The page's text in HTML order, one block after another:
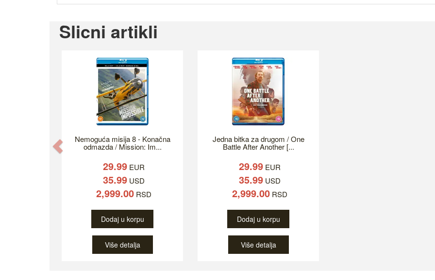
Slicni artikli
Nemoguća misija 8 - Konačna
odmazda / Mission: Im...
29.99EUR
35.99USD
2,999.00RSD
Dodaj u korpu
Više detalja
Jedna bitka za drugom / One
Battle After Another [...
29.99EUR
35.99USD
2,999.00RSD
Dodaj u korpu
Više detalja
Previous